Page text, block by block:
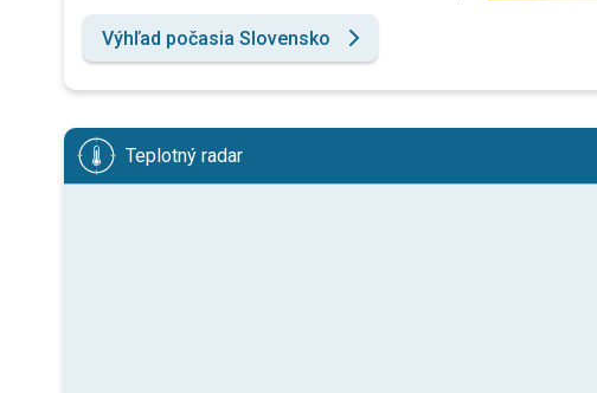
Výhľad počasia Slovensko
Teplotný radar